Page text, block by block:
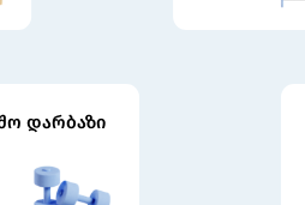
დარბაზი